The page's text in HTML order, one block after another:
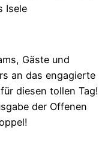
Isele
Gäste und
an das engagierte
diesen tollen Tag!
der Offenen